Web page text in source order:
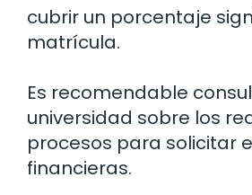
cubrir un porcentaje
matrícula.
Es recomendable
universidad sobre los
procesos para solicitar
financieras.